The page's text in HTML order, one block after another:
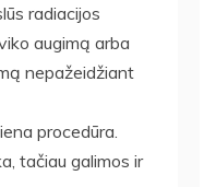
radiacijos
augimą arba
nepažeidžiant
procedūra.
tačiau galimos ir